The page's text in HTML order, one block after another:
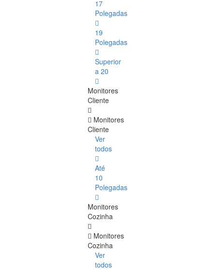
17
Polegadas
19
Polegadas
Superior
a 20
Monitores
Cliente
Monitores
Cliente
Ver
todos
Até
10
Polegadas
Monitores
Cozinha
Monitores
Cozinha
Ver
todos